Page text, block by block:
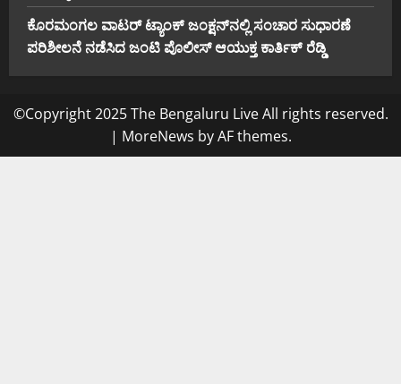
ಕೊರಮಂಗಲ ವಾಟರ್ ಟ್ಯಾಂಕ್ ಜಂಕ್ಷನ್‌ನಲ್ಲಿ ಸಂಚಾರ ಸುಧಾರಣೆ
ಪರಿಶೀಲನೆ ನಡೆಸಿದ ಜಂಟಿ ಪೊಲೀಸ್ ಆಯುಕ್ತ ಕಾರ್ತಿಕ್ ರೆಡ್ಡಿ
©Copyright 2025 The Bengaluru Live All rights reserved.
| MoreNews by AF themes.